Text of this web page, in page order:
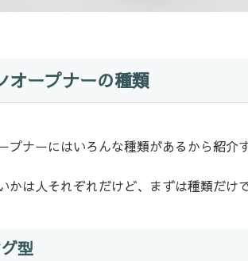
オープナーの種類
プナーにはいろんな種類があるから紹介す
かは人それぞれだけど、まずは種類だけ
型